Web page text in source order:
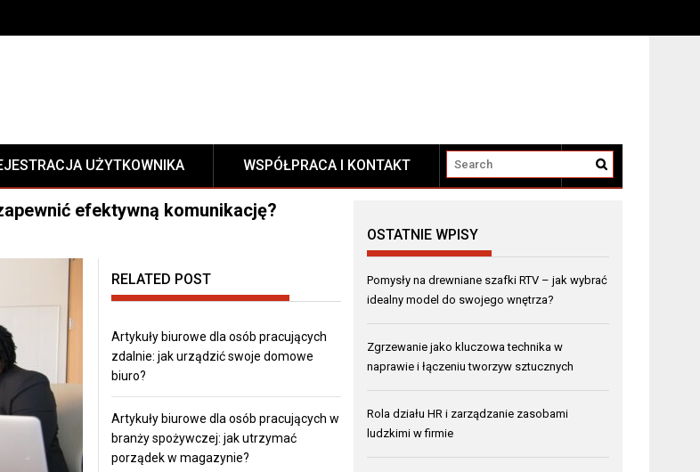
model do swojego wnętrza?
UŻYTKOWNIKA WSPÓŁPRACA I KONTAKT KONTAKT
efektywną komunikację?
RELATED POST
Artykuły biurowe dla osób pracujących
zdalnie: jak urządzić swoje domowe
biuro?
Artykuły biurowe dla osób pracujących w
branży spożywczej: jak utrzymać
porządek w magazynie?
OSTATNIE WPISY
Pomysły na drewniane szafki RTV – jak wybrać
idealny model do swojego wnętrza?
Zgrzewanie jako kluczowa technika w
naprawie i łączeniu tworzyw sztucznych
Rola działu HR i zarządzanie zasobami
ludzkimi w firmie